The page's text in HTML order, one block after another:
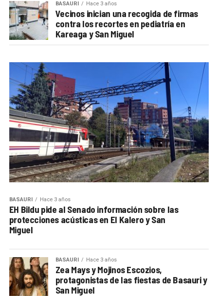
BASAURI Hace 3 años
Vecinos inician una recogida de firmas
contra los recortes en pediatría en
Kareaga y San Miguel
BASAURI Hace 3 años
EH Bildu pide al Senado información sobre las
protecciones acústicas en El Kalero y San
Miguel
BASAURI Hace 3 años
Zea Mays y Mojinos Escozios,
protagonistas de las fiestas de Basauri y
San Miguel